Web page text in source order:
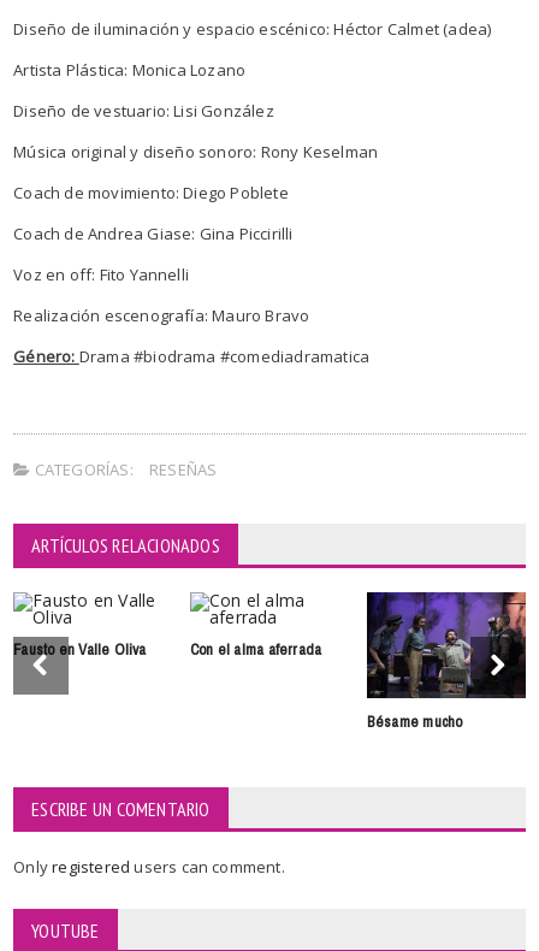
Diseño de iluminación y espacio escénico: Héctor Calmet (adea)
Artista Plástica: Monica Lozano
Diseño de vestuario: Lisi González
Música original y diseño sonoro: Rony Keselman
Coach de movimiento: Diego Poblete
Coach de Andrea Giase: Gina Piccirilli
Voz en off: Fito Yannelli
Realización escenografía: Mauro Bravo
Género: Drama #biodrama #comediadramatica
CATEGORÍAS: RESEÑAS
ARTÍCULOS RELACIONADOS
Fausto en Valle Oliva Con el alma aferrada
Bésame mucho
ESCRIBE UN COMENTARIO
Onlyregisteredusers can comment.
YOUTUBE